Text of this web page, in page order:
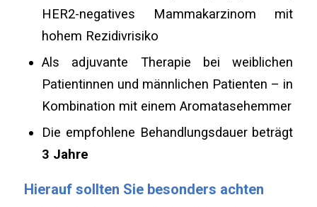
HER2-negatives Mammakarzinom mit
hohem Rezidivrisiko
Als adjuvante Therapie bei weiblichen
Patientinnen und männlichen Patienten – in
Kombination mit einem Aromatasehemmer
Die empfohlene Behandlungsdauer beträgt
3 Jahre
Hierauf sollten Sie besonders achten